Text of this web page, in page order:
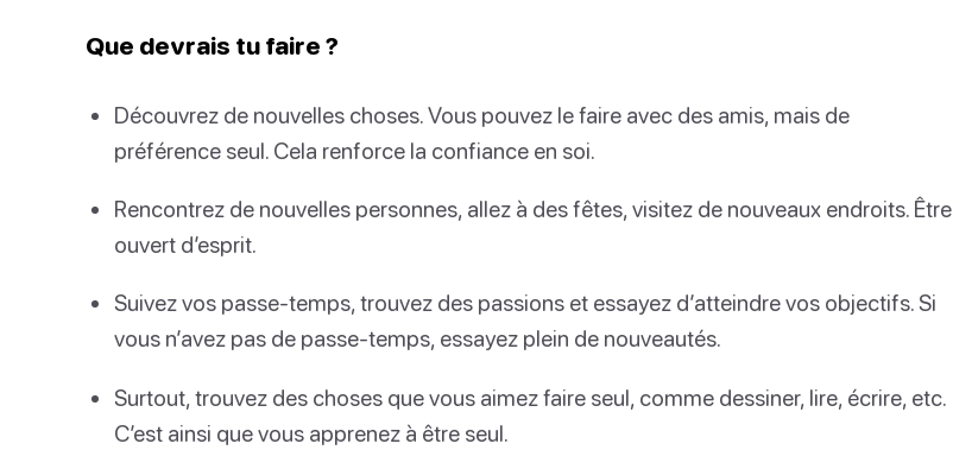
Que devrais tu faire ?
Découvrez de nouvelles choses. Vous pouvez le faire avec des amis, mais de
préférence seul. Cela renforce la confiance en soi.
Rencontrez de nouvelles personnes, allez à des fêtes, visitez de nouveaux endroits. Être
ouvert d’esprit.
Suivez vos passe-temps, trouvez des passions et essayez d’atteindre vos objectifs. Si
vous n’avez pas de passe-temps, essayez plein de nouveautés.
Surtout, trouvez des choses que vous aimez faire seul, comme dessiner, lire, écrire, etc.
C’est ainsi que vous apprenez à être seul.